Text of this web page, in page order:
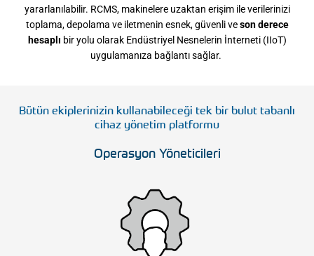
yararlanılabilir. RCMS, makinelere uzaktan erişim ile verilerinizi
toplama, depolama ve iletmenin esnek, güvenli veson derece
hesaplı bir yolu olarak Endüstriyel Nesnelerin İnterneti (IIoT)
uygulamanıza bağlantı sağlar.
Bütün ekiplerinizin kullanabileceği tek bir bulut tabanlı
cihaz yönetim platformu
Operasyon Yöneticileri